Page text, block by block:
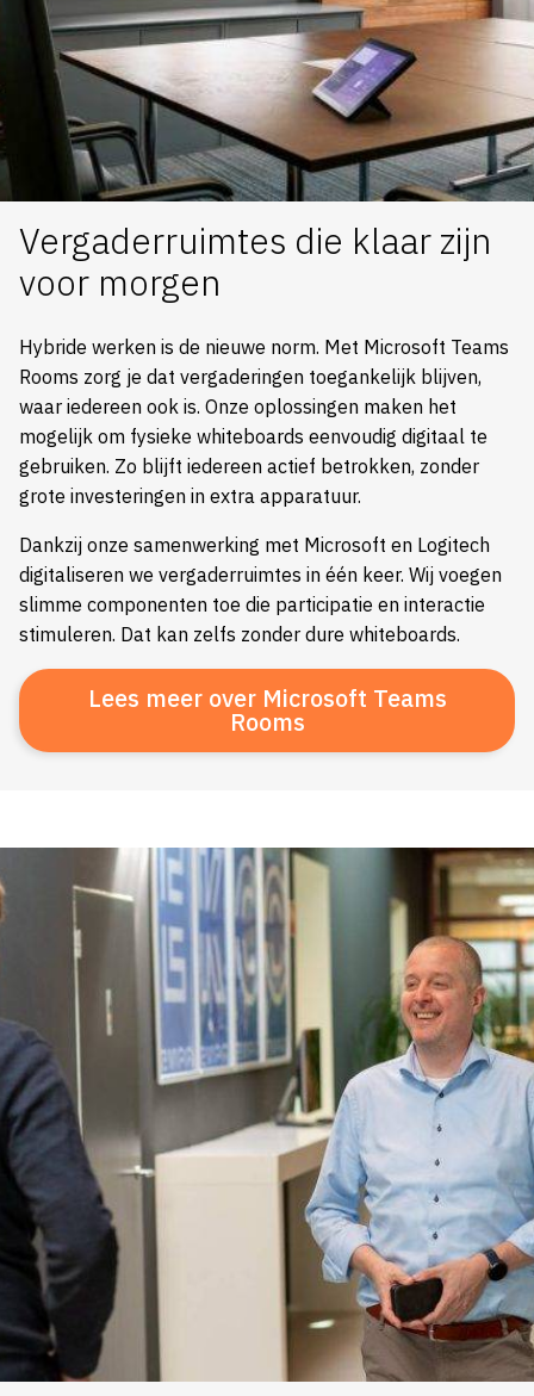
Vergaderruimtes die klaar zijn
voor morgen
Hybride werken is de nieuwe norm. Met Microsoft Teams
Rooms zorg je dat vergaderingen toegankelijk blijven,
waar iedereen ook is. Onze oplossingen maken het
mogelijk om fysieke whiteboards eenvoudig digitaal te
gebruiken. Zo blijft iedereen actief betrokken, zonder
grote investeringen in extra apparatuur.
Dankzij onze samenwerking met Microsoft en Logitech
digitaliseren we vergaderruimtes in één keer. Wij voegen
slimme componenten toe die participatie en interactie
stimuleren. Dat kan zelfs zonder dure whiteboards.
Lees meer over Microsoft Teams
Rooms